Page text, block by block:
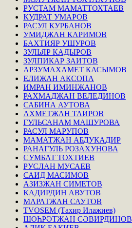
РУСТАМ МАМАТТОХТАЕВ
КУДРАТ УМАРОВ
РАСУЛ КУРБАНОВ
УМИДЖАН КАРИМОВ
БАХТИЯР УШУРОВ
ЗУЛЬЯР КАДЫРОВ
ЗУЛПИКАР ЗАИТОВ
АРЗУМАХАМЕТ КАСЫМОВ
ЕЛИЖАН АКСОПА
ИМРАН ИМИНЖАНОВ
РАХМАДЖАН ВЕЛЕДИНОВ
САБИНА АУТОВА
АХМЕТЖАН ТАИРОВ
ГУЛЬСАНАМ МАШУРОВА
РАСУЛ МАРУПОВ
МАМАТЖАН АБДУКАДИР
РАНАГУЛЬ РОЗАХУНОВА
СУМБАТ ТОХТИЕВ
РУСЛАН МУСАЕВ
САИД МАСИМОВ
АЗИЗЖАН СИМЕТОВ
КАДИРДИН АВУТОВ
МАРАТЖАН САУТОВ
TVOSEM (Тахир Илажиев)
ШӨҺРӘТЖАН СӘВИРДИНОВ